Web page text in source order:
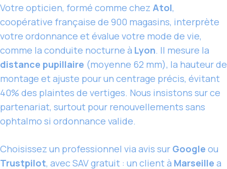
Votre opticien, formé comme chez Atol,
coopérative française de 900 magasins, interprète
votre ordonnance et évalue votre mode de vie,
comme la conduite nocturne à Lyon. Il mesure la
distance pupillaire (moyenne 62 mm), la hauteur de
montage et ajuste pour un centrage précis, évitant
40% des plaintes de vertiges. Nous insistons sur ce
partenariat, surtout pour renouvellements sans
ophtalmo si ordonnance valide.
Choisissez un professionnel via avis sur Google ou
Trustpilot, avec SAV gratuit : un client à Marseille a